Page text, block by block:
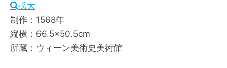
拡大
制作：1568年
縦横：66.5×50.5cm
所蔵：ウィーン美術史美術館